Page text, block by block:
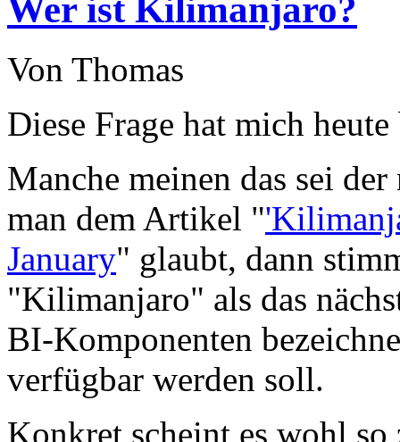
Wer ist Kilimanjaro?
Von Thomas
Diese Frage hat mich
Manche meinen das sei
man dem Artikel "
January" glaubt, dann
"Kilimanjaro" als das
BI-Komponenten
verfügbar werden soll.
Konkret scheint es wohl so